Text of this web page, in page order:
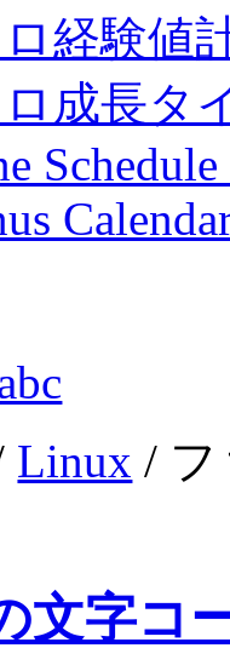
経験値
成長タ
Linux / フ
文字コ